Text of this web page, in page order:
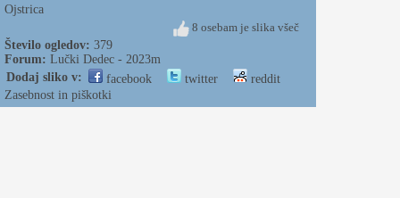
Ojstrica
8 osebam je slika všeč
Število ogledov: 379
Forum: Lučki Dedec - 2023m
Dodaj sliko v:
facebook twitter
reddit
Zasebnost in piškotki